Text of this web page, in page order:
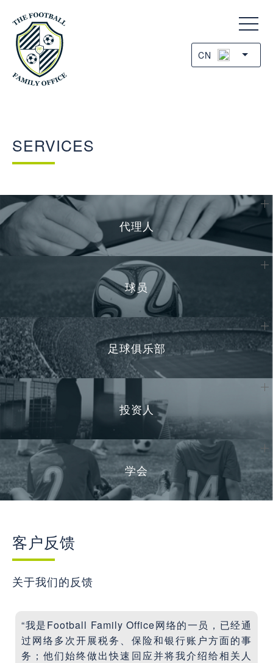
CN
SERVICES
代理人
球员
足球俱乐部
投资人
学会
客户反馈
关于我们的反馈
“我是Football Family Office网络的一员，已经通
过网络多次开展税务、保险和银行账户方面的事
务；他们始终做出快速回应并将我介绍给相关人